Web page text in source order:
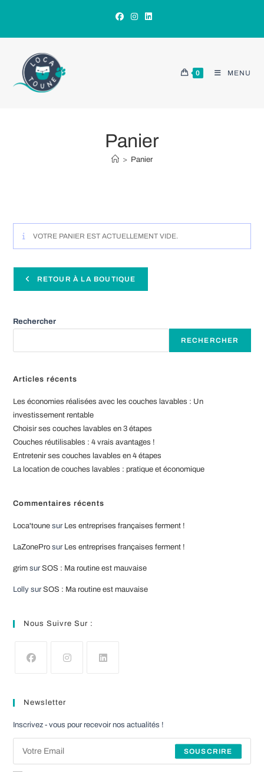
content
0 MENU
Panier
> Panier
VOTRE PANIER EST ACTUELLEMENT VIDE.
RETOUR À LA BOUTIQUE
Rechercher
RECHERCHER
Articles récents
Les économies réalisées avec les couches lavables : Un
investissement rentable
Choisir ses couches lavables en 3 étapes
Couches réutilisables : 4 vrais avantages !
Entretenir ses couches lavables en 4 étapes
La location de couches lavables : pratique et économique
Commentaires récents
Loca'toune sur Les entreprises françaises ferment !
LaZonePro sur Les entreprises françaises ferment !
grim surSOS : Ma routine est mauvaise
Lolly surSOS : Ma routine est mauvaise
Nous Suivre Sur :
nouvel
onglet
nouvel
onglet
nouvel
onglet
Newsletter
Inscrivez - vous pour recevoir nos actualités !
SOUSCRIRE